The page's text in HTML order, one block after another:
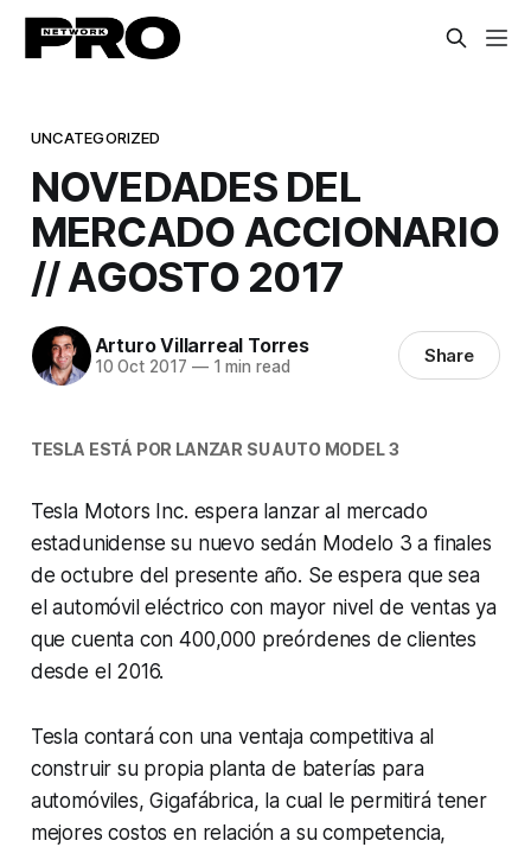
UNCATEGORIZED
NOVEDADES DEL
MERCADO ACCIONARIO
// AGOSTO 2017
Arturo Villarreal Torres
10 Oct 2017 —1 min read Share
TESLA ESTÁ POR LANZAR SU AUTO MODEL 3
Tesla Motors Inc. espera lanzar al mercado
estadunidense su nuevo sedán Modelo 3 a finales
de octubre del presente año. Se espera que sea
el automóvil eléctrico con mayor nivel de ventas ya
que cuenta con 400,000 preórdenes de clientes
desde el 2016.
Tesla contará con una ventaja competitiva al
construir su propia planta de baterías para
automóviles, Gigafábrica, la cual le permitirá tener
mejores costos en relación a su competencia,